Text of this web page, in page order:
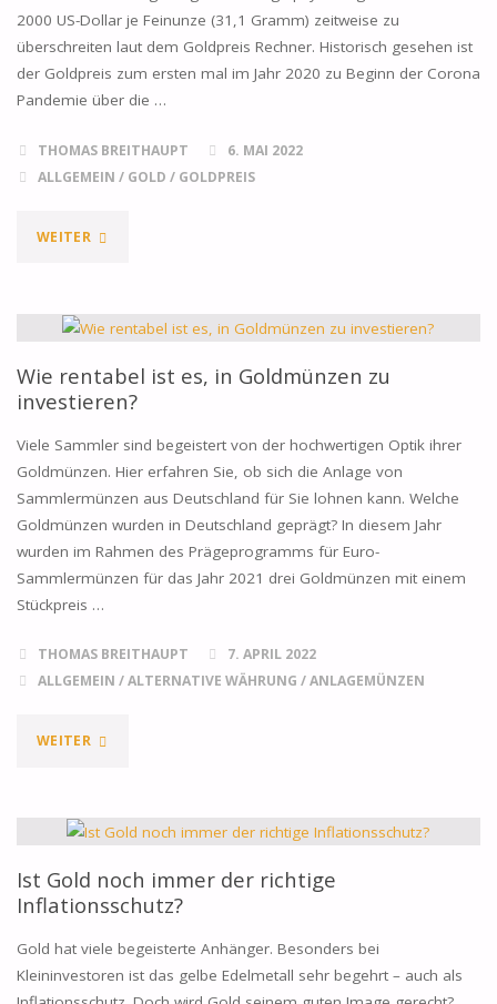
2000 US-Dollar je Feinunze (31,1 Gramm) zeitweise zu
überschreiten laut dem Goldpreis Rechner. Historisch gesehen ist
der Goldpreis zum ersten mal im Jahr 2020 zu Beginn der Corona
Pandemie über die …
THOMAS BREITHAUPT
6. MAI 2022
ALLGEMEIN / GOLD / GOLDPREIS
WEITER"GOLDPREIS
–
ANNÄHERUNG
AN
MARKE"
Wie rentabel ist es, in Goldmünzen zu
investieren?
Viele Sammler sind begeistert von der hochwertigen Optik ihrer
Goldmünzen. Hier erfahren Sie, ob sich die Anlage von
Sammlermünzen aus Deutschland für Sie lohnen kann. Welche
Goldmünzen wurden in Deutschland geprägt? In diesem Jahr
wurden im Rahmen des Prägeprogramms für Euro-
Sammlermünzen für das Jahr 2021 drei Goldmünzen mit einem
Stückpreis …
THOMAS BREITHAUPT
7. APRIL 2022
ALLGEMEIN /ALTERNATIVE WÄHRUNG /ANLAGEMÜNZEN
WEITER"WIE
IST
ES,
IN
GOLDMÜNZEN
Ist Gold noch immer der richtige
Inflationsschutz?
Gold hat viele begeisterte Anhänger. Besonders bei
Kleininvestoren ist das gelbe Edelmetall sehr begehrt – auch als